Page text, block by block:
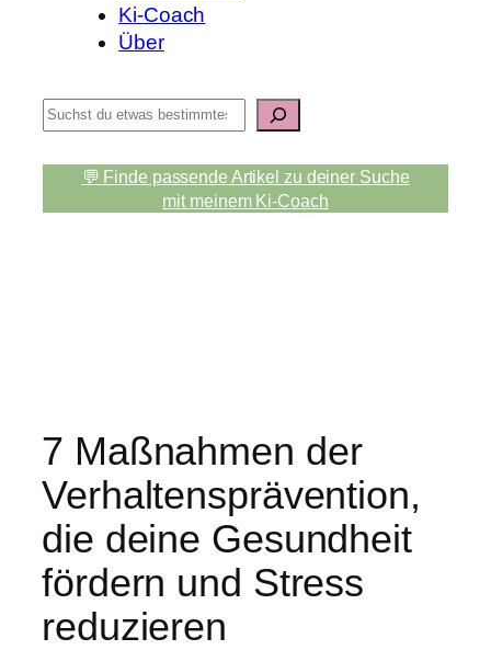
Ki-Coach
Über
S
u
c
e
💬 Finde passende Artikel zu deiner Suche
mit meinem Ki-Coach
7 Maßnahmen der
Verhaltensprävention,
die deine Gesundheit
fördern und Stress
reduzieren